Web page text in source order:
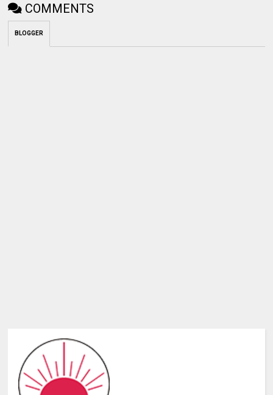
COMMENTS
BLOGGER